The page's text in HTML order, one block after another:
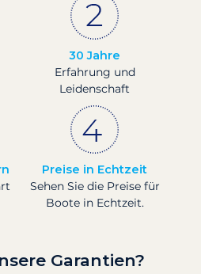
30 Jahre
Erfahrung und
Leidenschaft
Preise in Echtzeit
Sehen Sie die Preise für
Boote in Echtzeit.
Garantien?